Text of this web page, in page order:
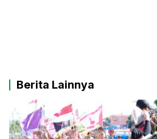
Berita Lainnya